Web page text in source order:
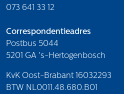
Volg ons
Integrale aanpak
073 641 33 12
Correspondentieadres
Postbus 5044
5201 GA 's-Hertogenbosch
KvK Oost-Brabant 16032293
BTW NL0011.48.680.B01